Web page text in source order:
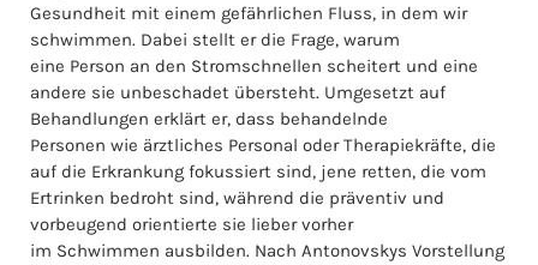
Gesundheit mit einem gefährlichen Fluss, in dem wir
schwimmen. Dabei stellt er die Frage, warum
eine Person an den Stromschnellen scheitert und eine
andere sie unbeschadet übersteht. Umgesetzt auf
Behandlungen erklärt er, dass behandelnde
Personen wie ärztliches Personal oder Therapiekräfte, die
auf die Erkrankung fokussiert sind, jene retten, die vom
Ertrinken bedroht sind, während die präventiv und
vorbeugend orientierte sie lieber vorher
im Schwimmen ausbilden. Nach Antonovskys Vorstellung